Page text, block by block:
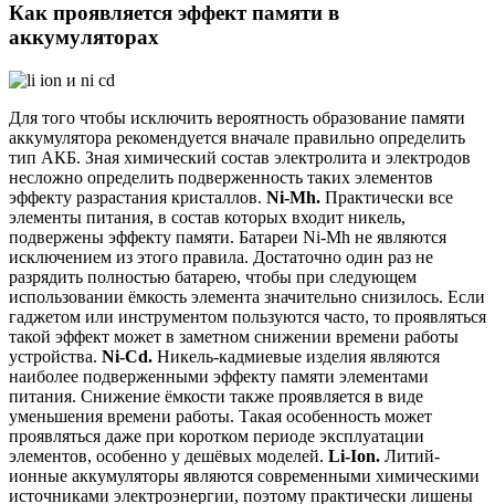
Как проявляется эффект памяти в
аккумуляторах
Для того чтобы исключить вероятность образование памяти
аккумулятора рекомендуется вначале правильно определить
тип АКБ. Зная химический состав электролита и электродов
несложно определить подверженность таких элементов
эффекту разрастания кристаллов. Ni-Mh. Практически все
элементы питания, в состав которых входит никель,
подвержены эффекту памяти. Батареи Ni-Mh не являются
исключением из этого правила. Достаточно один раз не
разрядить полностью батарею, чтобы при следующем
использовании ёмкость элемента значительно снизилось. Если
гаджетом или инструментом пользуются часто, то проявляться
такой эффект может в заметном снижении времени работы
устройства. Ni-Cd. Никель-кадмиевые изделия являются
наиболее подверженными эффекту памяти элементами
питания. Снижение ёмкости также проявляется в виде
уменьшения времени работы. Такая особенность может
проявляться даже при коротком периоде эксплуатации
элементов, особенно у дешёвых моделей. Li-Ion. Литий-
ионные аккумуляторы являются современными химическими
источниками электроэнергии, поэтому практически лишены